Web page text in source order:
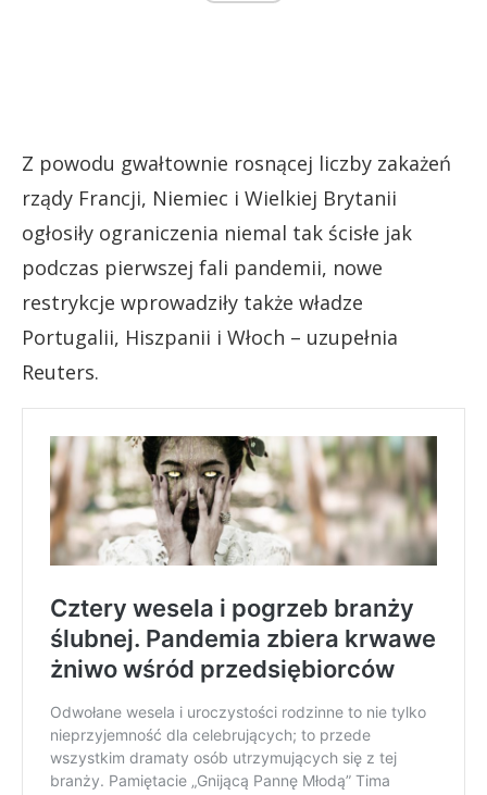
Z powodu gwałtownie rosnącej liczby zakażeń
rządy Francji, Niemiec i Wielkiej Brytanii
ogłosiły ograniczenia niemal tak ścisłe jak
podczas pierwszej fali pandemii, nowe
restrykcje wprowadziły także władze
Portugalii, Hiszpanii i Włoch – uzupełnia
Reuters.